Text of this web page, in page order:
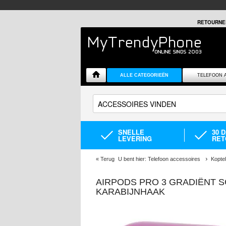
ALLE CATEGORIEËN TELEFOON
SNELLE
LEVERING
30
« Terug U bent hier: Telefoon accessoires
AIRPODS PRO 3 GRADIËNT
KARABIJNHAAK